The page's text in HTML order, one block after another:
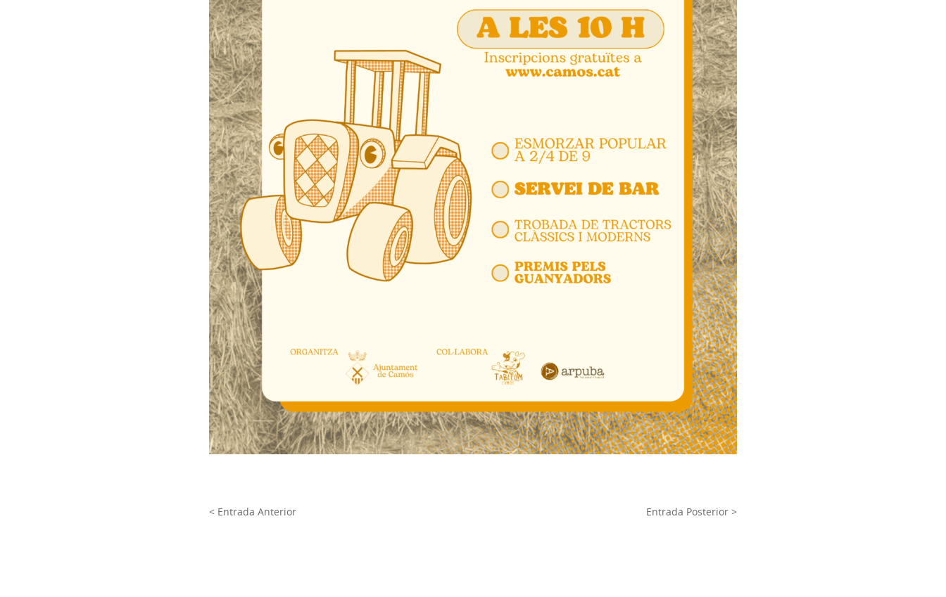
< Entrada Anterior Entrada Posterior >